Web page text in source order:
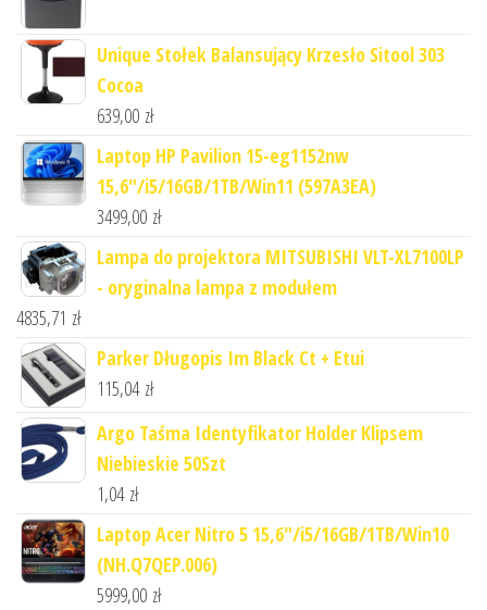
Unique Stołek Balansujący Krzesło Sitool 303
Cocoa
639,00 zł
Laptop HP Pavilion 15-eg1152nw
15,6"/i5/16GB/1TB/Win11 (597A3EA)
3499,00 zł
Lampa do projektora MITSUBISHI VLT-XL7100LP
- oryginalna lampa z modułem
4835,71 zł
Parker Długopis Im Black Ct + Etui
115,04 zł
Argo Taśma Identyfikator Holder Klipsem
Niebieskie 50Szt
1,04 zł
Laptop Acer Nitro 5 15,6"/i5/16GB/1TB/Win10
(NH.Q7QEP.006)
5999,00 zł